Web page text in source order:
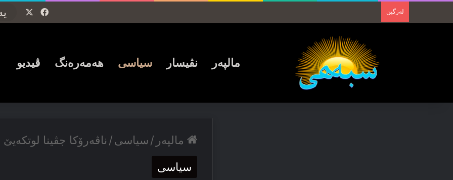
لەزگین Facebook
مالپەر نڤیسار سیاسی ھەمەرەنگ ڤیدیو
مالپەر /سیاسی/ ناڤەرۆكا جڤینا لوتكەیێ
سیاسی